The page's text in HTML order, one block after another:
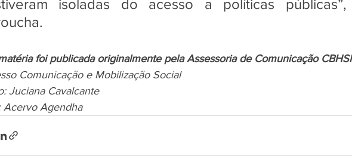
isoladas do acesso a políticas públicas”,
foi publicada originalmente pela Assessoria de Comunicação
Comunicação e Mobilização Social
Juciana Cavalcante
Acervo Agendha